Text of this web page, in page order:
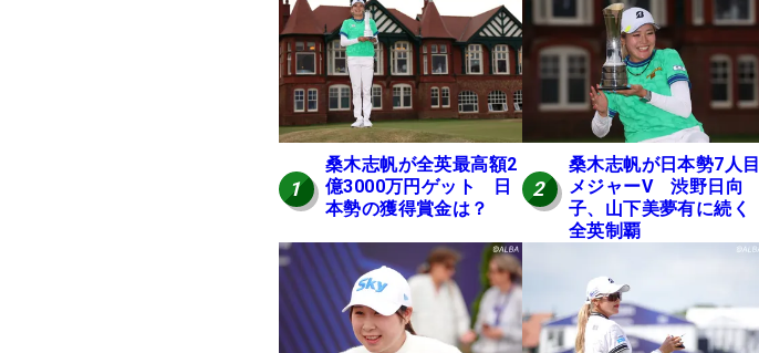
1
桑木志帆が全英最高額2
億3000万円ゲット 日
本勢の獲得賞金は？
2
桑木志帆が日本勢7人目
メジャーV 渋野日向
子、山下美夢有に続く
全英制覇